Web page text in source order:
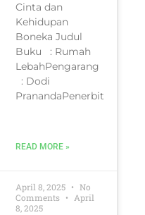
Cinta dan
Kehidupan
Boneka Judul
Buku : Rumah
LebahPengarang
: Dodi
PranandaPenerbit
READ MORE »
April 8, 2025
No
Comments
April
8, 2025